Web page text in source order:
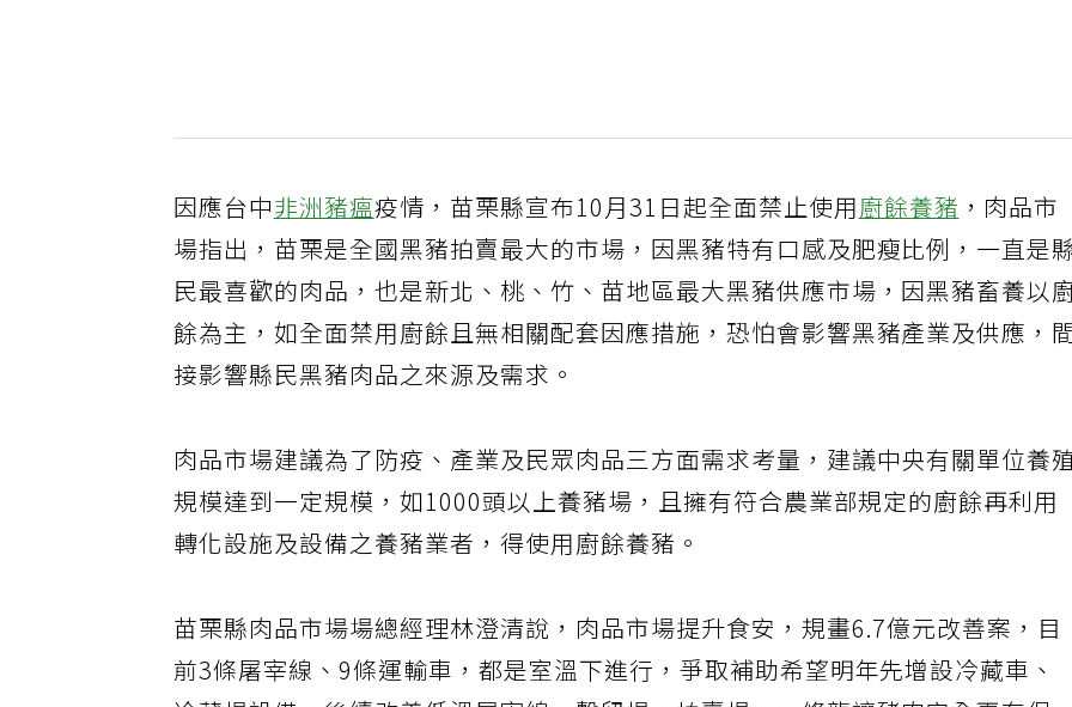
因應台中非洲豬瘟疫情，苗栗縣宣布10月31日起全面禁止使用廚餘養豬 ，肉品市
場指出，苗栗是全國黑豬拍賣最大的市場，因黑豬特有口感及肥瘦比例，一直是
民最喜歡的肉品，也是新北、桃、竹、苗地區最大黑豬供應市場，因黑豬畜養以
餘為主，如全面禁用廚餘且無相關配套因應措施，恐怕會影響黑豬產業及供應，
接影響縣民黑豬肉品之來源及需求。
肉品市場建議為了防疫、產業及民眾肉品三方面需求考量，建議中央有關單位養
規模達到一定規模，如1000頭以上養豬場，且擁有符合農業部規定的廚餘再利用
轉化設施及設備之養豬業者，得使用廚餘養豬。
苗栗縣肉品市場場總經理林澄清說，肉品市場提升食安，規畫6.7億元改善案，目
前3條屠宰線、9條運輸車，都是室溫下進行，爭取補助希望明年先增設冷藏車、